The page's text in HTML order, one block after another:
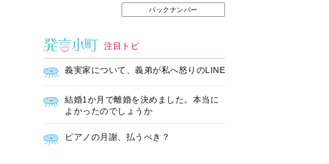
バックナンバー
注目トピ
義実家について、義弟が私へ怒りのLINE
結婚1か月で離婚を決めました。本当に
よかったのでしょうか
ピアノの月謝、払うべき？